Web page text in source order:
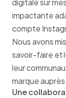
digitale sur
impactante
compte
Nous avons
savoir-faire et
leur
marque
Une